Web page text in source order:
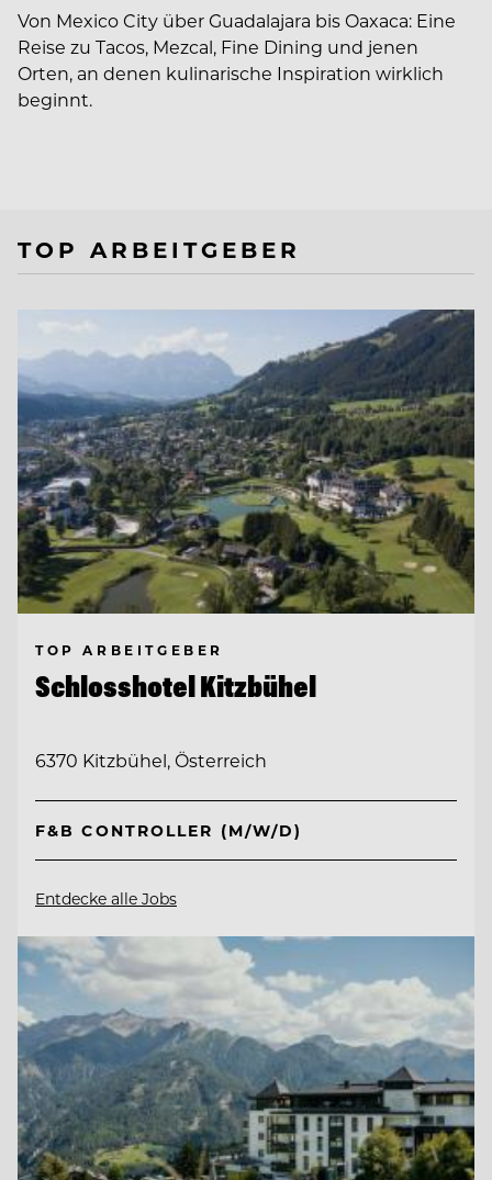
Von Mexico City über Guadalajara bis Oaxaca: Eine
Reise zu Tacos, Mezcal, Fine Dining und jenen
Orten, an denen kulinarische Inspiration wirklich
beginnt.
TOP ARBEITGEBER
TOP ARBEITGEBER
Schlosshotel Kitzbühel
6370 Kitzbühel, Österreich
F&B CONTROLLER (M/W/D)
Entdecke alle Jobs